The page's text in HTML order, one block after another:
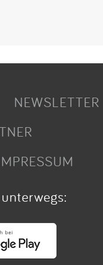
NEWSLETTER